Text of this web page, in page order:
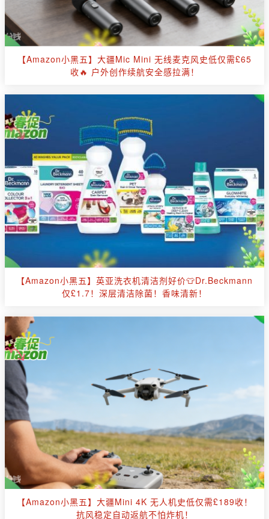
【Amazon小黑五】大疆Mic Mini 无线麦克风史低仅需£65
收🔥 户外创作续航安全感拉满！
【Amazon小黑五】英亚洗衣机清洁剂好价👕Dr.Beckmann
仅£1.7！深层清洁除菌！香味清新！
【Amazon小黑五】大疆Mini 4K 无人机史低仅需£189收！
抗风稳定自动返航不怕炸机！